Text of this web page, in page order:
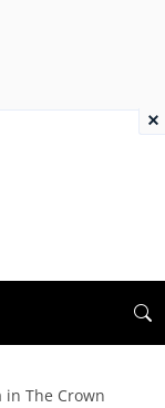
in The Crown
×